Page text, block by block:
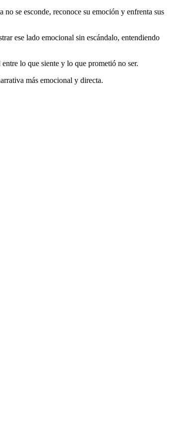
se esconde, reconoce su emoción y enfrenta sus
ese lado emocional sin escándalo, entendiendo
lo que siente y lo que prometió no ser.
más emocional y directa.